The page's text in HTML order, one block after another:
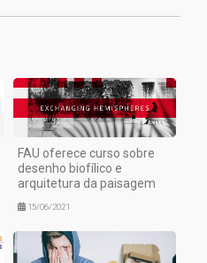
FAU oferece curso sobre
desenho biofílico e
arquitetura da paisagem
15/06/2021